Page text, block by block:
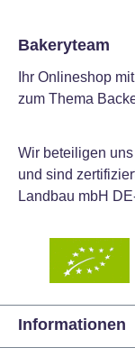
versendet
Temperaturen
Bakeryteam
Ihr Onlineshop
zum Thema
Wir beteiligen
und sind
Landbau mbH
Informationen